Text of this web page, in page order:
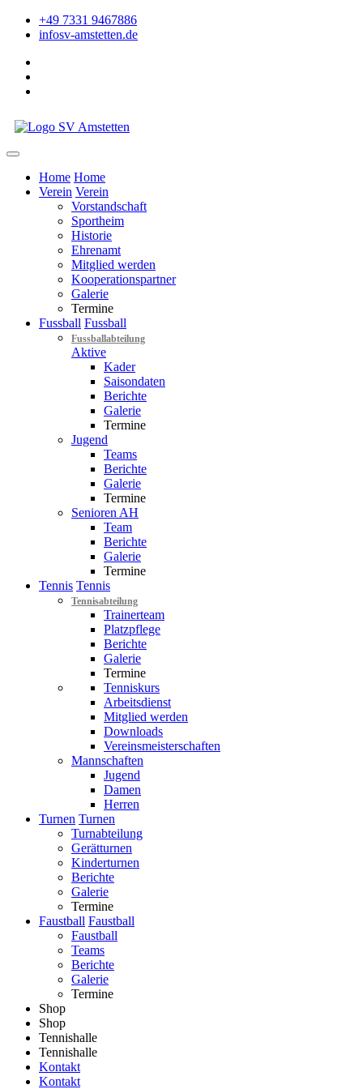
+49 7331 9467886
infosv-amstetten.de
Home Home
Verein Verein
Vorstandschaft
Sportheim
Historie
Ehrenamt
Mitglied werden
Kooperationspartner
Galerie
Termine
Fussball Fussball
Fussballabteilung
Aktive
Kader
Saisondaten
Berichte
Galerie
Termine
Jugend
Teams
Berichte
Galerie
Termine
Senioren AH
Team
Berichte
Galerie
Termine
Tennis Tennis
Tennisabteilung
Trainerteam
Platzpflege
Berichte
Galerie
Termine
Tenniskurs
Arbeitsdienst
Mitglied werden
Downloads
Vereinsmeisterschaften
Mannschaften
Jugend
Damen
Herren
Turnen Turnen
Turnabteilung
Gerätturnen
Kinderturnen
Berichte
Galerie
Termine
Faustball Faustball
Faustball
Teams
Berichte
Galerie
Termine
Shop
Shop
Tennishalle
Tennishalle
Kontakt
Kontakt